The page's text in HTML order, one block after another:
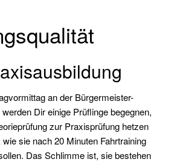
an der Bürgermeister-
Dir einige Prüflinge begegnen,
zur Praxisprüfung hetzen
sie nach 20 Minuten Fahrtraining
Das Schlimme ist, sie bestehen